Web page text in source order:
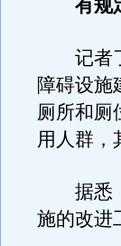
有规定
记者了
障碍设施
厕所和厕
用人群，
据悉，
施的改进